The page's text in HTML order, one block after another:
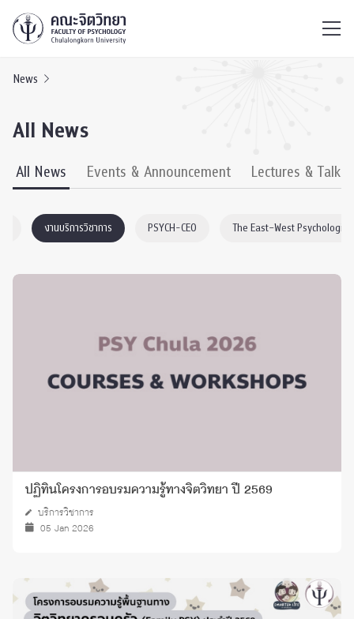
News
All News
All News Events & Announcement Lectures & Talks
งานบริการวิชาการ PSYCH-CEO The East–West
ปฏิทินโครงการอบรมความรู้ทางจิตวิทยา ปี 2569
บริการวิชาการ
05 Jan 2026